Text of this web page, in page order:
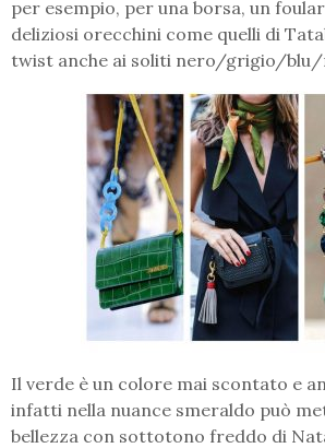
per esempio, per una borsa, un
deliziosi orecchini come quelli di
twist anche ai soliti nero/grigio/
Il verde è un colore mai scontato e
infatti nella nuance smeraldo può
bellezza con sottotono freddo di